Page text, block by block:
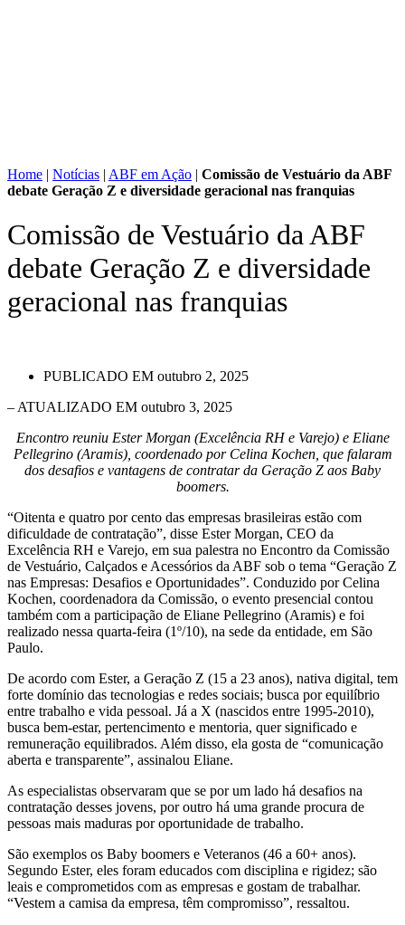
Home | Notícias | ABF em Ação | Comissão de Vestuário da ABF
debate Geração Z e diversidade geracional nas franquias
Comissão de Vestuário da ABF
debate Geração Z e diversidade
geracional nas franquias
PUBLICADO EM outubro 2, 2025
– ATUALIZADO EM outubro 3, 2025
Encontro reuniu Ester Morgan (Excelência RH e Varejo) e Eliane
Pellegrino (Aramis), coordenado por Celina Kochen, que falaram
dos desafios e vantagens de contratar da Geração Z aos Baby
boomers.
“Oitenta e quatro por cento das empresas brasileiras estão com
dificuldade de contratação”, disse Ester Morgan, CEO da
Excelência RH e Varejo, em sua palestra no Encontro da Comissão
de Vestuário, Calçados e Acessórios da ABF sob o tema “Geração Z
nas Empresas: Desafios e Oportunidades”. Conduzido por Celina
Kochen, coordenadora da Comissão, o evento presencial contou
também com a participação de Eliane Pellegrino (Aramis) e foi
realizado nessa quarta-feira (1º/10), na sede da entidade, em São
Paulo.
De acordo com Ester, a Geração Z (15 a 23 anos), nativa digital, tem
forte domínio das tecnologias e redes sociais; busca por equilíbrio
entre trabalho e vida pessoal. Já a X (nascidos entre 1995-2010),
busca bem-estar, pertencimento e mentoria, quer significado e
remuneração equilibrados. Além disso, ela gosta de “comunicação
aberta e transparente”, assinalou Eliane.
As especialistas observaram que se por um lado há desafios na
contratação desses jovens, por outro há uma grande procura de
pessoas mais maduras por oportunidade de trabalho.
São exemplos os Baby boomers e Veteranos (46 a 60+ anos).
Segundo Ester, eles foram educados com disciplina e rigidez; são
leais e comprometidos com as empresas e gostam de trabalhar.
“Vestem a camisa da empresa, têm compromisso”, ressaltou.